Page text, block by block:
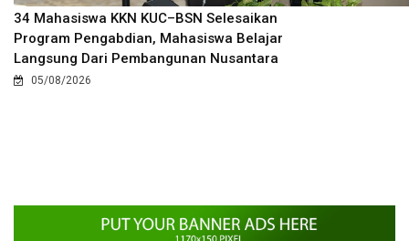
34 Mahasiswa KKN KUC–BSN Selesaikan
Program Pengabdian, Mahasiswa Belajar
Langsung Dari Pembangunan Nusantara
05/08/2026